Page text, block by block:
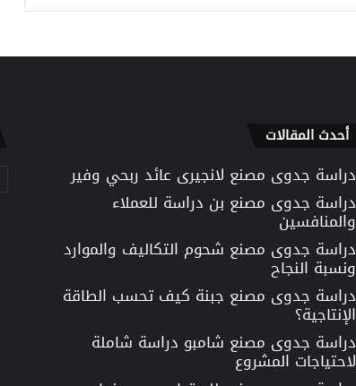
أحدث المقالات
دراسة جدوى مصنع لانجيرى عائد ربحي وفير
دراسة جدوى مصنع بن دراسة للعملاء
والمنافسين
دراسة جدوى مصنع شحوم التكاليف والموارد
ونسبة النجاح
دراسة جدوى مصنع جبنة كيف تحسب الطاقة
الإنتاجية؟
دراسة جدوى مصنع شامبو دراسة شاملة
لاحتياجات المشروع